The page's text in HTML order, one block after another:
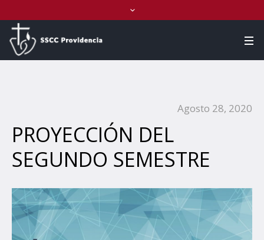
Agosto 28, 2020
PROYECCIÓN DEL
SEGUNDO SEMESTRE